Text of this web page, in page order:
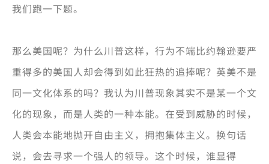
我们跑一下题。
那么美国呢？为什么川普这样，行为不端比约翰逊要严
重得多的美国人却会得到如此狂热的追捧呢？英美不是
同一文化体系的吗？我认为川普现象其实不是某一个文
化的现象，而是人类的一种本能。在受到威胁的时候，
人类会本能地抛开自由主义，拥抱集体主义。换句话
说，会去寻求一个强人的领导。这个时候，谁显得